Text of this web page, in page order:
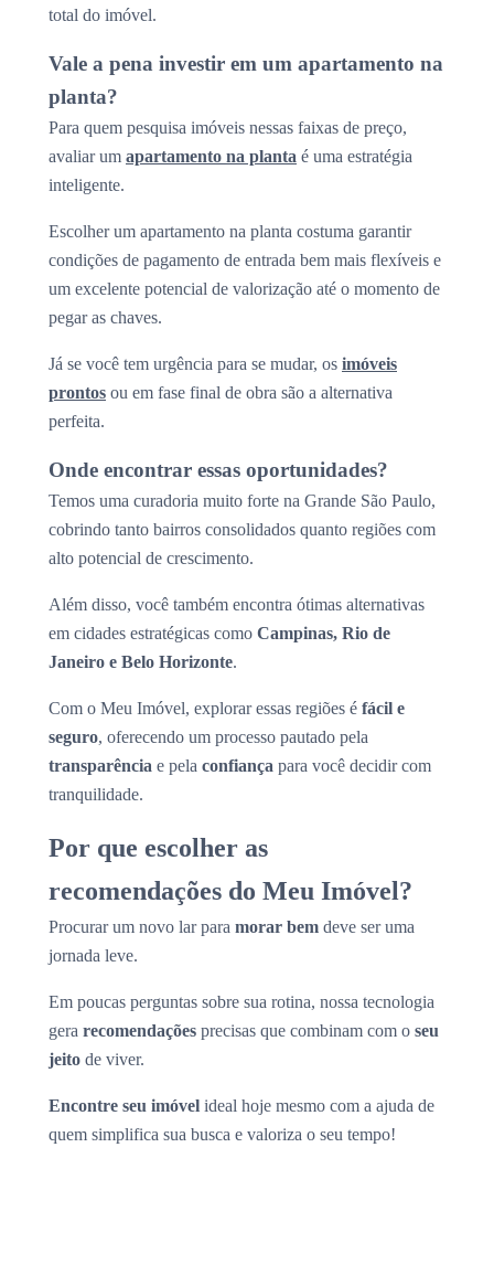
total do imóvel.
Vale a pena investir em um apartamento na
planta?
Para quem pesquisa imóveis nessas faixas de preço,
avaliar um apartamento na planta é uma estratégia
inteligente.
Escolher um apartamento na planta costuma garantir
condições de pagamento de entrada bem mais flexíveis e
um excelente potencial de valorização até o momento de
pegar as chaves.
Já se você tem urgência para se mudar, os imóveis
prontos ou em fase final de obra são a alternativa
perfeita.
Onde encontrar essas oportunidades?
Temos uma curadoria muito forte na Grande São Paulo,
cobrindo tanto bairros consolidados quanto regiões com
alto potencial de crescimento.
Além disso, você também encontra ótimas alternativas
em cidades estratégicas como Campinas, Rio de
Janeiro e Belo Horizonte.
Com o Meu Imóvel, explorar essas regiões é fácil e
seguro, oferecendo um processo pautado pela
transparência e pela confiança para você decidir com
tranquilidade.
Por que escolher as
recomendações do Meu Imóvel?
Procurar um novo lar para morar bem deve ser uma
jornada leve.
Em poucas perguntas sobre sua rotina, nossa tecnologia
gera recomendações precisas que combinam com o seu
jeito de viver.
Encontre seu imóvel ideal hoje mesmo com a ajuda de
quem simplifica sua busca e valoriza o seu tempo!